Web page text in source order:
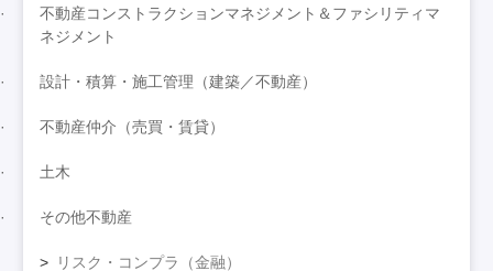
不動産コンストラクションマネジメント＆ファシリティマ
ネジメント
設計・積算・施工管理（建築／不動産）
不動産仲介（売買・賃貸）
土木
その他不動産
リスク・コンプラ（金融）